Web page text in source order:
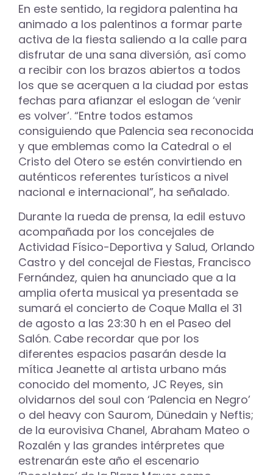
En este sentido, la regidora palentina ha
animado a los palentinos a formar parte
activa de la fiesta saliendo a la calle para
disfrutar de una sana diversión, así como
a recibir con los brazos abiertos a todos
los que se acerquen a la ciudad por estas
fechas para afianzar el eslogan de ‘venir
es volver’. “Entre todos estamos
consiguiendo que Palencia sea reconocida
y que emblemas como la Catedral o el
Cristo del Otero se estén convirtiendo en
auténticos referentes turísticos a nivel
nacional e internacional”, ha señalado.
Durante la rueda de prensa, la edil estuvo
acompañada por los concejales de
Actividad Físico-Deportiva y Salud, Orlando
Castro y del concejal de Fiestas, Francisco
Fernández, quien ha anunciado que a la
amplia oferta musical ya presentada se
sumará el concierto de Coque Malla el 31
de agosto a las 23:30 h en el Paseo del
Salón. Cabe recordar que por los
diferentes espacios pasarán desde la
mítica Jeanette al artista urbano más
conocido del momento, JC Reyes, sin
olvidarnos del soul con ‘Palencia en Negro’
o del heavy con Saurom, Dünedain y Neftis;
de la eurovisiva Chanel, Abraham Mateo o
Rozalén y las grandes intérpretes que
estrenarán este año el escenario